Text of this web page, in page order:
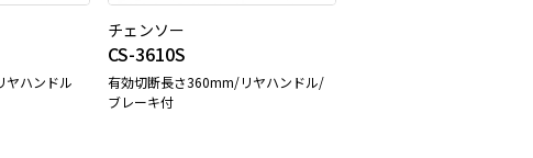
ハンドル
チェンソー
CS-3610S
有効切断長さ360mm/リヤハンドル/
ブレーキ付